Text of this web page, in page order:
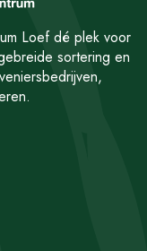
Loef dé plek voor
sortering en